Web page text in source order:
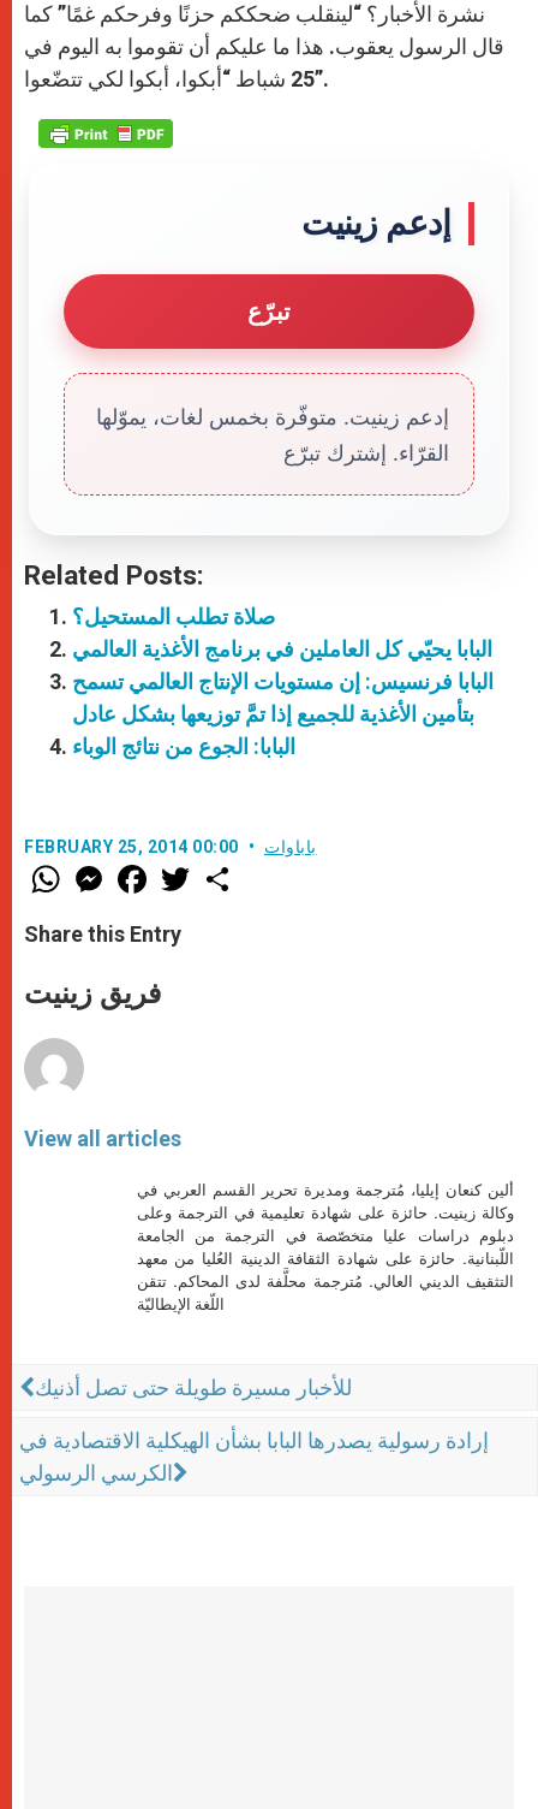
نشرة الأخبار؟ “لينقلب ضحككم حزنًا وفرحكم غمًا” كما
قال الرسول يعقوب. هذا ما عليكم أن تقوموا به اليوم في
25 شباط “أبكوا، أبكوا لكي تتضّعوا”.
إدعم زينيت
تبرّع
إدعم زينيت. متوفّرة بخمس لغات، يموّلها
القرّاء. إشترك تبرّع
Related Posts:
صلاة تطلب المستحيل؟
البابا يحيّي كل العاملين في برنامج الأغذية العالمي
البابا فرنسيس: إن مستويات الإنتاج العالمي تسمح
بتأمين الأغذية للجميع إذا تمَّ توزيعها بشكل عادل
البابا: الجوع من نتائج الوباء
FEBRUARY 25, 2014 00:00 باباوات
W
h
t
s
p
p
M
e
s
e
g
e
F
a
e
b
o
k
w
Share this Entry
فريق زينيت
View all articles
ألين كنعان إيليا، مُترجمة ومديرة تحرير القسم العربي في
وكالة زينيت. حائزة على شهادة تعليمية في الترجمة وعلى
دبلوم دراسات عليا متخصّصة في الترجمة من الجامعة
اللّبنانية. حائزة على شهادة الثقافة الدينية العُليا من معهد
التثقيف الديني العالي. مُترجمة محلَّفة لدى المحاكم. تتقن
اللّغة الإيطاليّة
للأخبار مسيرة طويلة حتى تصل أذنيك
إرادة رسولية يصدرها البابا بشأن الهيكلية الاقتصادية في
الكرسي الرسولي